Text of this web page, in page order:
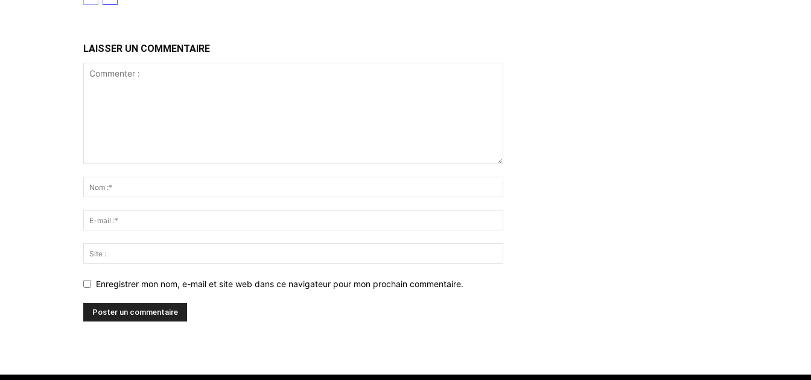
LAISSER UN COMMENTAIRE
Enregistrer mon nom, e-mail et site web dans ce navigateur pour mon prochain commentaire.